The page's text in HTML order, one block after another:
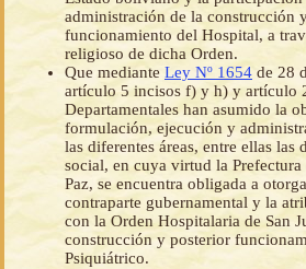
administración de la construcción
funcionamiento del Hospital, a
religioso de dicha Orden.
Que mediante Ley Nº 1654 de 28
artículo 5 incisos f) y h) y artículo
Departamentales han asumido la
formulación, ejecución y
las diferentes áreas, entre ellas las
social, en cuya virtud la
Paz, se encuentra obligada a
contraparte gubernamental y la
con la Orden Hospitalaria de San
construcción y posterior
Psiquiátrico.